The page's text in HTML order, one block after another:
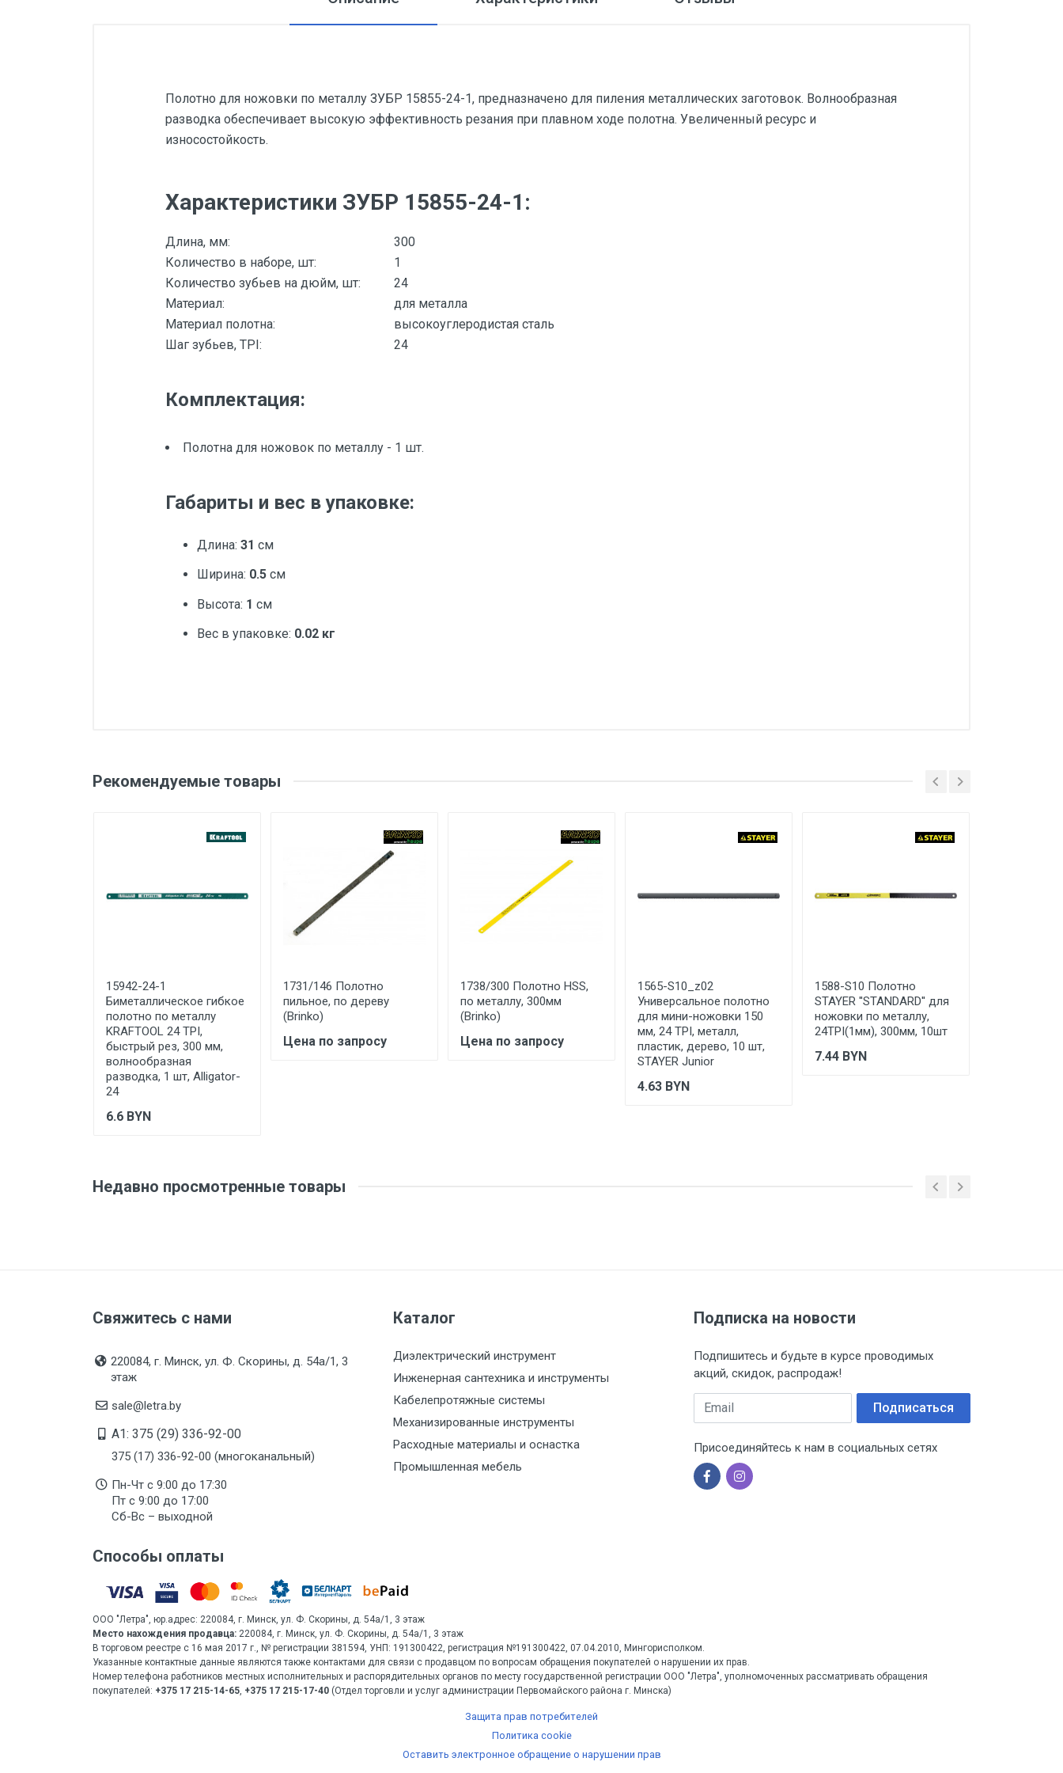
Полотно для ножовки по металлу ЗУБР 15855-24-1, предназначено для пиления металлических заготовок. Волнообразная
разводка обеспечивает высокую эффективность резания при плавном ходе полотна. Увеличенный ресурс и
износостойкость.
Характеристики ЗУБР 15855-24-1:
Длина, мм:
300
Количество в наборе, шт:
1
Количество зубьев на дюйм, шт:
24
Материал:
для металла
Материал полотна:
высокоуглеродистая сталь
Шаг зубьев, TPI:
24
Комплектация:
Полотна для ножовок по металлу - 1 шт.
Габариты и вес в упаковке:
Длина: 31 см
Ширина: 0.5 см
Высота: 1 см
Вес в упаковке: 0.02 кг
металл
полотно для ножовки по металлу
1 штука весит 0,019 килограмма.
Страна производства
КИТАЙ
Гарантийный срок
1 год
Срок службы
Ваше сообщение
Отправить отзыв
Рекомендуемые товары
15942-24-1
Биметаллическое гибкое
полотно по металлу
KRAFTOOL 24 TPI,
быстрый рез, 300 мм,
волнообразная
разводка, 1 шт, Alligator-
24
6.6 BYN
1731/146 Полотно
пильное, по дереву
(Brinko)
Цена по запросу
1738/300 Полотно HSS,
по металлу, 300мм
(Brinko)
Цена по запросу
1565-S10_z02
Универсальное полотно
для мини-ножовки 150
мм, 24 TPI, металл,
пластик, дерево, 10 шт,
STAYER Junior
4.63 BYN
1588-S10 Полотно
STAYER ''STANDARD'' для
ножовки по металлу,
24TPI(1мм), 300мм, 10шт
7.44 BYN
Недавно просмотренные товары
Свяжитесь с нами
220084, г. Минск, ул. Ф. Скорины, д. 54а/1, 3
этаж
sale@letra.by
A1: 375 (29) 336-92-00
375 (17) 336-92-00 (многоканальный)
Пн-Чт с 9:00 до 17:30
Пт с 9:00 до 17:00
Сб-Вс – выходной
Каталог
Диэлектрический инструмент
Инженерная сантехника и инструменты
Кабелепротяжные системы
Механизированные инструменты
Расходные материалы и оснастка
Промышленная мебель
Подписка на новости
Подпишитесь и будьте в курсе проводимых
акций, скидок, распродаж!
Email Подписаться
Присоединяйтесь к нам в социальных сетях
Способы оплаты
ООО "Летра", юр.адрес: 220084, г. Минск, ул. Ф. Скорины, д. 54а/1, 3 этаж
Место нахождения продавца: 220084, г. Минск, ул. Ф. Скорины, д. 54а/1, 3 этаж
В торговом реестре с 16 мая 2017 г., № регистрации 381594, УНП: 191300422, регистрация №191300422, 07.04.2010, Мингорисполком.
Указанные контактные данные являются также контактами для связи с продавцом по вопросам обращения покупателей о нарушении их прав.
Номер телефона работников местных исполнительных и распорядительных органов по месту государственной регистрации ООО "Летра", уполномоченных рассматривать обращения
покупателей: +375 17 215-14-65 +375 17 215-17-40 (Отдел торговли и услуг администрации Первомайского района г. Минска)
Защита прав потребителей
Политика cookie
Оставить электронное обращение о нарушении прав